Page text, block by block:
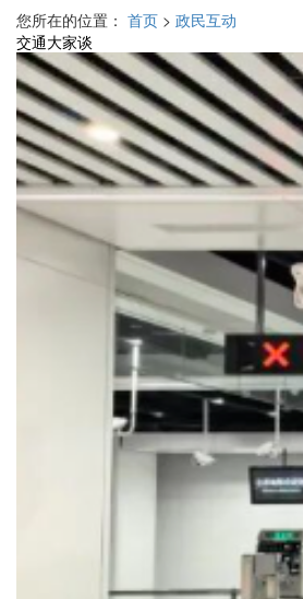
您所在的位置： 首页 > 政民互动
交通大家谈